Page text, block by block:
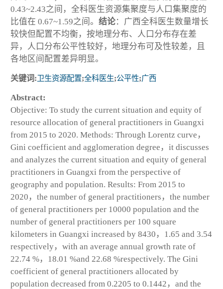
0.43~2.43之间，全科医生资源集聚度与人口集聚度的
比值在 0.67~1.59之间。 结论：广西全科医生数量增长
较快但配置不均衡，按地理分布、人口分布存在差
异，人口分布公平性较好，地理分布可及性较差，且
各地区间配置差异明显。
关键词:卫生资源配置;全科医生;公平性;广西
Abstract:
Objective: To study the current situation and equity of
resource allocation of general practitioners in Guangxi
from 2015 to 2020. Methods: Through Lorentz curve，
Gini coefficient and agglomeration degree，it discusses
and analyzes the current situation and equity of general
practitioners in Guangxi from the perspective of
geography and population. Results: From 2015 to
2020，the number of general practitioners，the number
of general practitioners per 10000 population and the
number of general practitioners per 100 square
kilometers in Guangxi increased by 8430，1.65 and 3.54
respectively，with an average annual growth rate of
22.74 %，18.01 %and 22.68 %respectively. The Gini
coefficient of general practitioners allocated by
population decreased from 0.2205 to 0.1442，and the